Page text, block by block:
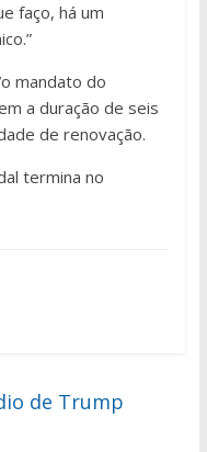
faço, há um
mandato do
a duração de seis
de renovação.
termina no
de Trump